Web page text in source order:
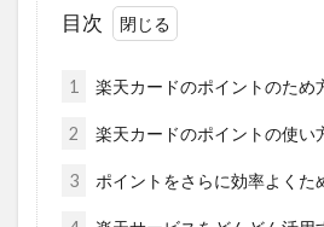
目次
1 楽天カードのポイントのため
2 楽天カードのポイントの使い
3 ポイントをさらに効率よくた